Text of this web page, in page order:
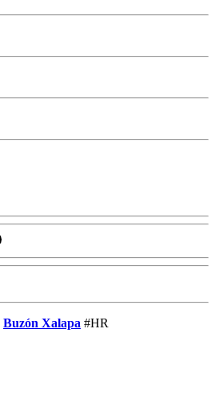
Buzón Xalapa #HR